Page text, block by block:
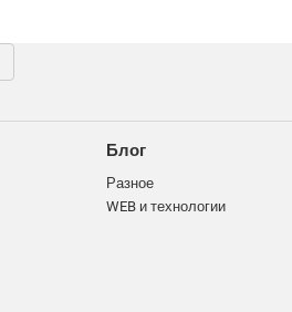
Блог
Разное
WEB и технологии